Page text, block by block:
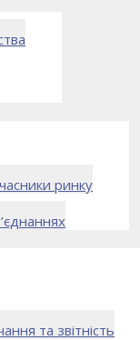
ринку
та звітність